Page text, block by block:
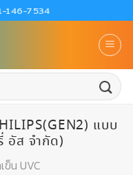
146-7534
แบบ
อัส จำกัด)
ข็น UVC